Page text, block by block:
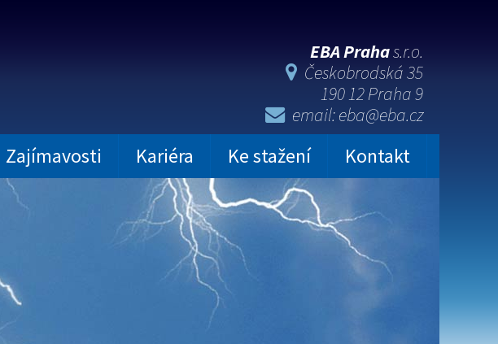
EBA Prahas.r.o.
Českobrodská 35
190 12 Praha 9
email: eba@eba.cz
Zajímavosti Kariéra Ke stažení Kontakt